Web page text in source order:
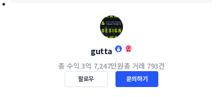
gutta
총 수익 3억 7,247만원총 거래 793건
팔로우 문의하기